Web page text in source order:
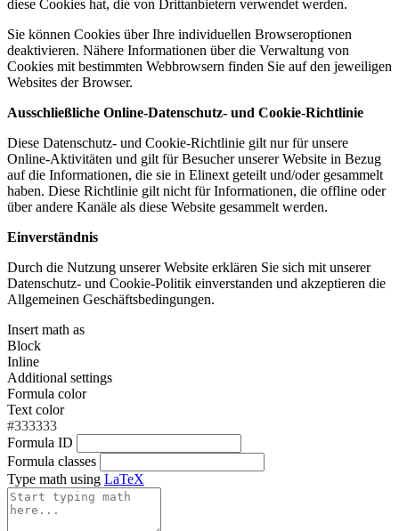
diese Cookies hat, die von Drittanbietern verwendet werden.
Sie können Cookies über Ihre individuellen Browseroptionen
deaktivieren. Nähere Informationen über die Verwaltung von
Cookies mit bestimmten Webbrowsern finden Sie auf den jeweiligen
Websites der Browser.
Ausschließliche Online-Datenschutz- und Cookie-Richtlinie
Diese Datenschutz- und Cookie-Richtlinie gilt nur für unsere
Online-Aktivitäten und gilt für Besucher unserer Website in Bezug
auf die Informationen, die sie in Elinext geteilt und/oder gesammelt
haben. Diese Richtlinie gilt nicht für Informationen, die offline oder
über andere Kanäle als diese Website gesammelt werden.
Einverständnis
Durch die Nutzung unserer Website erklären Sie sich mit unserer
Datenschutz- und Cookie-Politik einverstanden und akzeptieren die
Allgemeinen Geschäftsbedingungen.
Insert math as
Block
Inline
Additional settings
Formula color
Text color
#333333
Formula ID
Formula classes
Type math using LaTeX